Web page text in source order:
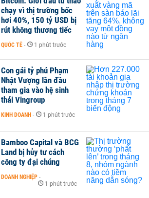
chạy vì thị trường bốc
hơi 40%, 150 tỷ USD bị
rút không thương tiếc
QUỐC TẾ - 1 phút trước
Con gái tỷ phú Phạm
Nhật Vượng lần đầu
tham gia vào hệ sinh
thái Vingroup
KINH DOANH - 1 phút trước
Bamboo Capital và BCG
Land bị hủy tư cách
công ty đại chúng
DOANH NGHIỆP -
1 phút trước